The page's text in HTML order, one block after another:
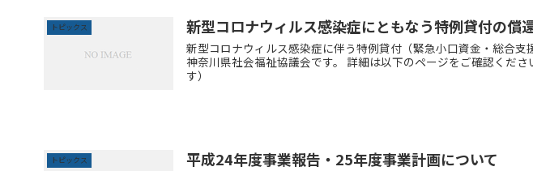
トピックス 新型コロナウィルス感染症にともなう特例貸付の償
新型コロナウィルス感染症に伴う特例貸付（緊急小口資金・総合
神奈川県社会福祉協議会です。 詳細は以下のページをご確認くだ
す）
トピックス 平成24年度事業報告・25年度事業計画について